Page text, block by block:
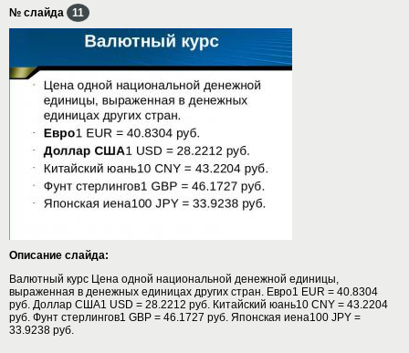
№ слайда 11
Описание слайда:
Валютный курс Цена одной национальной денежной единицы,
выраженная в денежных единицах других стран. Евро1 EUR = 40.8304
руб. Доллар США1 USD = 28.2212 руб. Китайский юань10 CNY = 43.2204
руб. Фунт стерлингов1 GBP = 46.1727 руб. Японская иена100 JPY =
33.9238 руб.